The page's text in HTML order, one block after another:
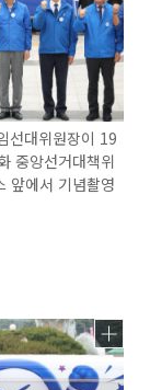
선대위원장이 19
중앙선거대책위
앞에서 기념촬영